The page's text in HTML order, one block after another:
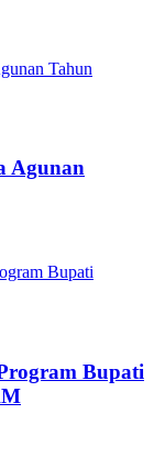
Agunan
Bupati